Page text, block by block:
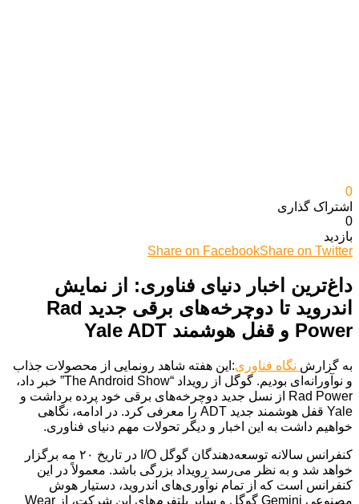
0
اشتراک گذاری‌
0
بازدید
Share on FacebookShare on Twitter
داغ‌ترین اخبار دنیای فناوری: از نمایش
اندروید تا دوچرخه‌های برقی جدید Rad
Power و قفل هوشمند Yale ADT
به گزارش نگاه فناوری:این هفته شاهد رونمایی از محصولات جذاب
و نوآورانه‌ای بودیم. گوگل از رویداد “The Android Show” خبر داد،
Rad Power از نسل جدید دوچرخه‌های برقی خود پرده برداشت و
Yale قفل هوشمند جدید ADT را معرفی کرد. در ادامه، نگاهی
خواهیم داشت به این اخبار و دیگر تحولات مهم دنیای فناوری.
کنفرانس سالانه توسعه‌دهندگان گوگل I/O در تاریخ ۲۰ مه برگزار
خواهد شد و به نظر می‌رسد رویداد بزرگی باشد. معمولاً در این
کنفرانس است که از تمام نوآوری‌های اندروید، دستیار هوش
مصنوعی Gemini گوگل و سایر پلتفرم‌های این شرکت، از Wear